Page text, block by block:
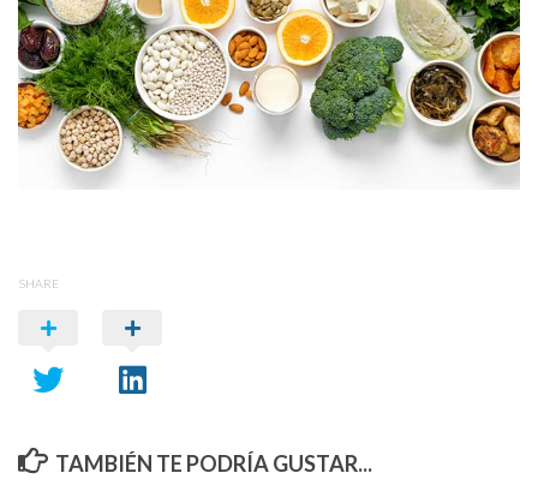
SHARE
TAMBIÉN TE PODRÍA GUSTAR...